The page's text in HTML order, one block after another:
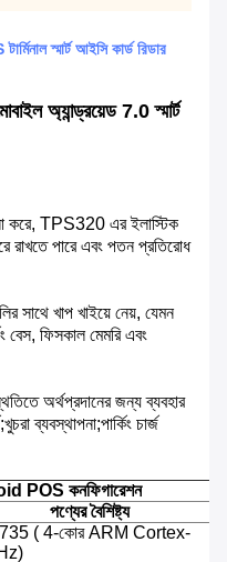
স্মার্ট আইসি কার্ড রিডার
অ্যান্ড্রয়েড 7.0 স্মার্ট
করে, TPS320 এর ইলাস্টিক
রাখতে পারে এবং পতন প্রতিরোধ
সাথে খাপ খাইয়ে নেয়, যেমন
বেস, ফিসকাল মেমরি এবং
অর্থপ্রদানের জন্য ব্যবহার
ব্যবস্থাপনা;পার্কিং চার্জ
POS কনফিগারেশন
পণ্যের বৈশিষ্ট্য
( 4-কোর ARM Cortex-